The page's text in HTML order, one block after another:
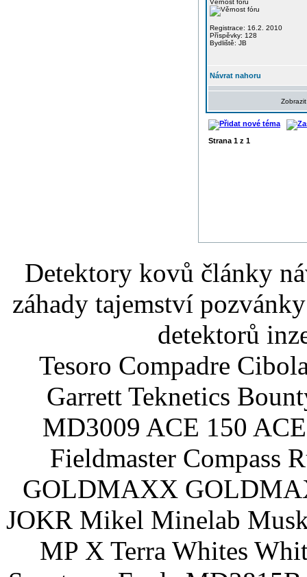
Věrnost fóru
Registrace: 16.2. 2010
Příspěvky: 128
Bydliště: JB
Návrat nahoru
Strana 1 z 1
Detektory kovů články
záhady tajemství
detektorů
Tesoro Compadre
Garrett Teknetics
MD3009 ACE 150
Fieldmaster Compass
GOLDMAXX
JOKR Mikel Minelab
MP X Terra Whites